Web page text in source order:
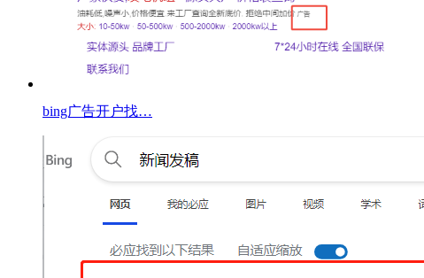
bing广告开户找…